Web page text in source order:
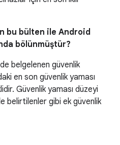
bu bülten ile Android
bölünmüştür?
belgelenen güvenlik
en son güvenlik yaması
Güvenlik yaması düzeyi
belirtilenler gibi ek güvenlik